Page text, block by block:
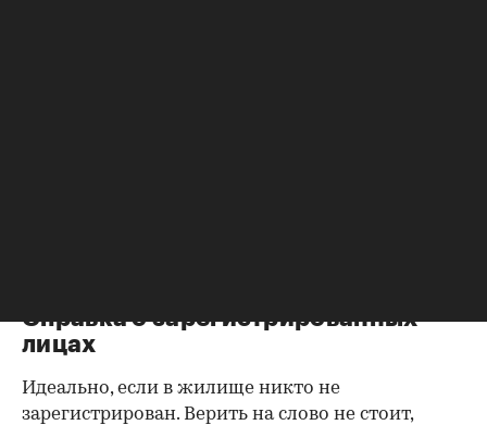
Справка о зарегистрированных
лицах
Идеально, если в жилище никто не
зарегистрирован. Верить на слово не стоит,